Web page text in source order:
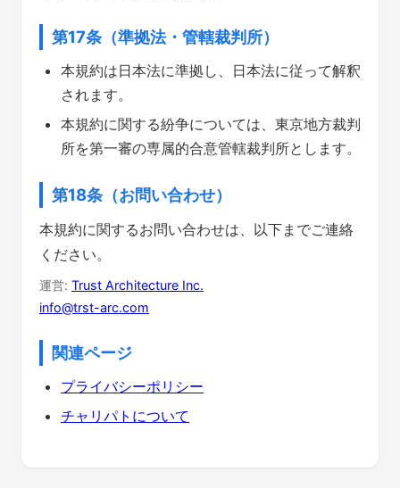
第17条（準拠法・管轄裁判所）
本規約は日本法に準拠し、日本法に従って解釈
されます。
本規約に関する紛争については、東京地方裁判
所を第一審の専属的合意管轄裁判所とします。
第18条（お問い合わせ）
本規約に関するお問い合わせは、以下までご連絡
ください。
運営: Trust Architecture Inc.
info@trst-arc.com
関連ページ
プライバシーポリシー
チャリパトについて